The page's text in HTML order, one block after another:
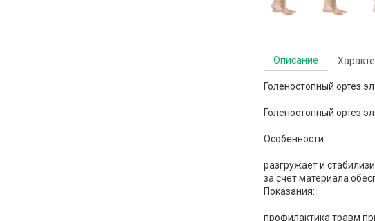
Описание
Голеностопный ортез
Голеностопный ортез
Особенности:
разгружает и
за счет материала
Показания:
профилактика травм